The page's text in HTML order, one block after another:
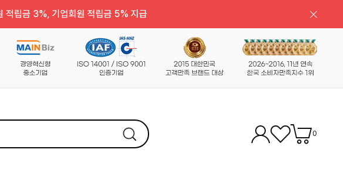
적립금 3%, 기업회원 적립금 5% 지급
0